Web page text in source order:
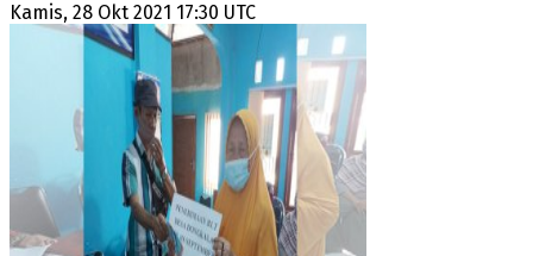
Kamis, 28 Okt 2021 17:30 UTC